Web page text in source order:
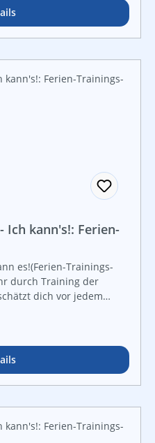
– orange – rot)•
Ich kann's!: Ferien-
es!(Ferien-Trainings-
durch Training der
dich vor jedem
Kapitel (Vergleich mit
– orange – rot)•
Teilbarkeit,